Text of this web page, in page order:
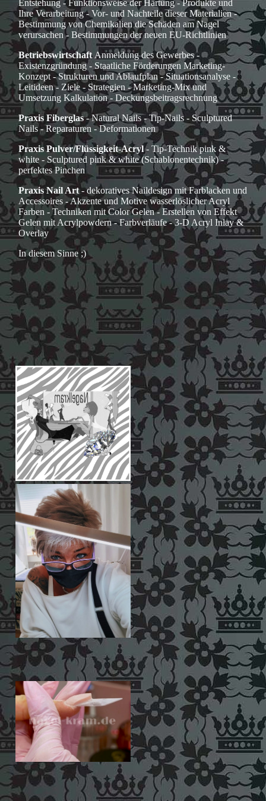
Entstehung - Funktionsweise der Härtung - Produkte und
Ihre Verarbeitung - Vor- und Nachteile dieser Materialien -
Bestimmung von Chemikalien die Schäden am Nagel
verursachen - Bestimmungen der neuen EU-Richtlinien
BetriebswirtschaftAnmeldung des Gewerbes -
Existenzgründung - Staatliche Förderungen Marketing-
Konzept - Strukturen und Ablaufplan - Situationsanalyse -
Leitideen - Ziele - Strategien - Marketing-Mix und
Umsetzung Kalkulation - Deckungsbeitragsrechnung
Praxis Fiberglas- Natural Nails - Tip-Nails - Sculptured
Nails - Reparaturen - Deformationen
Praxis Pulver/Flüssigkeit-Acryl- Tip-Technik pink &
white - Sculptured pink & white (Schablonentechnik) -
perfektes Pinchen
Praxis Nail Art- dekoratives Naildesign mit Farblacken und
Accessoires - Akzente und Motive wasserlöslicher Acryl
Farben - Techniken mit Color Gelen - Erstellen von Effekt
Gelen mit Acrylpowdern - Farbverläufe - 3-D Acryl Inlay &
Overlay
In diesem Sinne ;)